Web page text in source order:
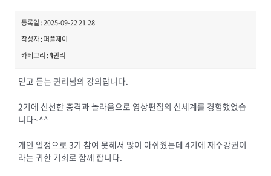
등록일 : 2025-09-22 21:28
작성자 : 퍼플제이
카테고리 : 🎙️퀸리
믿고 듣는 퀸리님의 강의랍니다.
2기에 신선한 충격과 놀라움으로 영상편집의 신세계를 경험했었습
니다~^^
개인 일정으로 3기 참여 못해서 많이 아쉬웠는데 4기에 재수강권이
라는 귀한 기회로 함께 합니다.